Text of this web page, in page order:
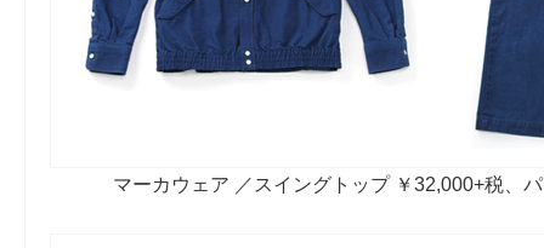
マーカウェア ／スイングトップ ￥32,000+税、